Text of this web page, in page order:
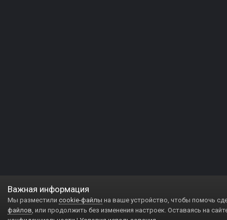
Важная информация
Мы разместили cookie-файлы на ваше устройство, чтобы помочь
файлов, или продолжить без изменения настроек. Оставаясь на